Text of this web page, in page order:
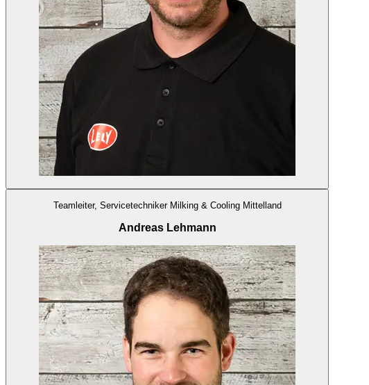
Teamleiter, Servicetechniker Milking & Cooling Mittelland
Andreas Lehmann